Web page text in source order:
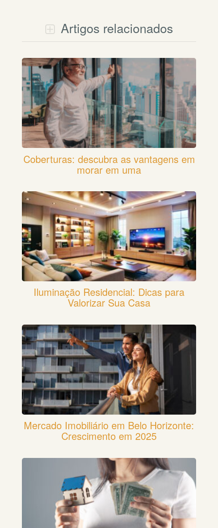
Artigos relacionados
Coberturas: descubra as vantagens em
morar em uma
Iluminação Residencial: Dicas para
Valorizar Sua Casa
Mercado Imobiliário em Belo Horizonte:
Crescimento em 2025